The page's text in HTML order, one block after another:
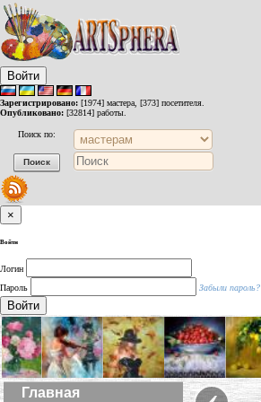
Войти
Зарегистрировано: [1974] мастера, [373] посетителя.
Опубликовано: [32814] работы.
Поиск по:
×
Войти
Логин
Пароль
Забыли пароль?
Войти
Главная